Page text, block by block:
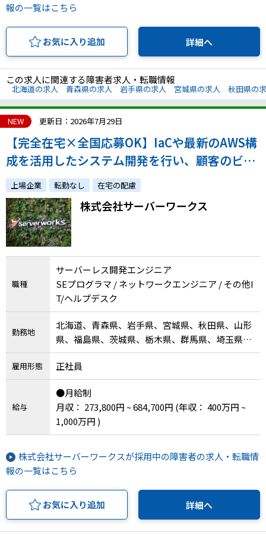
報の一覧はこちら
お気に入り追加 詳細へ
この求人に関連する障害者求人・転職情報
北海道の求人 青森県の求人 岩手県の求人 宮城県の求人 秋田県の
NEW 更新日：2026年7月29日
【完全在宅×全国応募OK】IaCや最新のAWS構
成を活用したシステム開発を行い、顧客のビジ
ネスを加速させたい方を募集します！
上場企業 転勤なし 在宅の配慮
株式会社サーバーワークス
職種
サーバーレス開発エンジニア
SEプログラマ / ネットワークエンジニア / その他I
T/ヘルプデスク
勤務地
北海道、青森県、岩手県、宮城県、秋田県、山形
県、福島県、茨城県、栃木県、群馬県、埼玉県、
千葉県、東京都、神奈川県、新潟県、富山県、石
川県、福井県、山梨県、長野県、岐阜県、静岡
県、愛知県、三重県、滋賀県、京都府、大阪府、
兵庫県、奈良県、和歌山県、鳥取県、島根県、岡
山県、広島県、山口県、徳島県、香川県、愛媛
県、高知県、福岡県、佐賀県、長崎県、熊本県、
大分県、宮崎県、鹿児島県、沖縄県、その他
雇用形態 正社員
給与
●月給制
月収： 273,800円 ~ 684,700円 (年収： 400万円 ~
1,000万円 )
株式会社サーバーワークスが採用中の障害者の求人・転職情
報の一覧はこちら
お気に入り追加 詳細へ